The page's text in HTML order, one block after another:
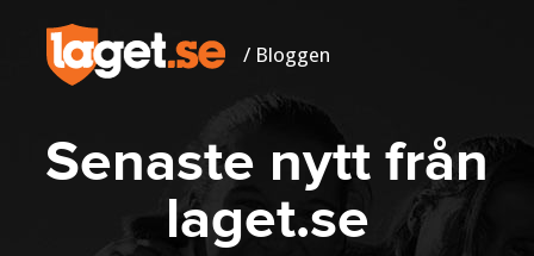
/ Bloggen
Senaste nytt från
laget.se